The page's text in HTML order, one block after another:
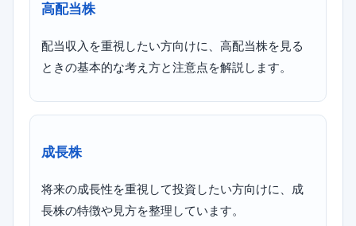
高配当株
配当収入を重視したい方向けに、高配当株を見る
ときの基本的な考え方と注意点を解説します。
成長株
将来の成長性を重視して投資したい方向けに、成
長株の特徴や見方を整理しています。